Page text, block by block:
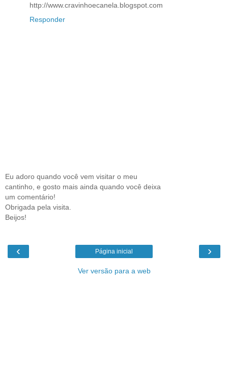
http://www.cravinhoecanela.blogspot.com
Responder
Eu adoro quando você vem visitar o meu
cantinho, e gosto mais ainda quando você deixa
um comentário!
Obrigada pela visita.
Beijos!
‹ ›
Página inicial
Ver versão para a web